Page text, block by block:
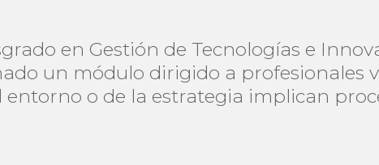
en Gestión de Tecnologías e
un módulo dirigido a profesionales
entorno o de la estrategia implican